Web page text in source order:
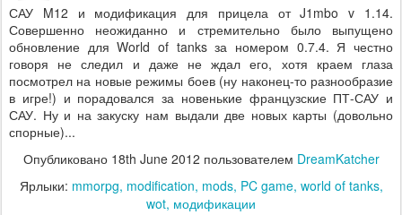
САУ M12 и модификация для прицела от J1mbo v 1.14.
Совершенно неожиданно и стремительно было выпущено
обновление для World of tanks за номером 0.7.4. Я честно
говоря не следил и даже не ждал его, хотя краем глаза
посмотрел на новые режимы боев (ну наконец-то разнообразие
в игре!) и порадовался за новенькие французские ПТ-САУ и
САУ. Ну и на закуску нам выдали две новых карты (довольно
спорные)...
Опубликовано 18th June 2012 пользователем DreamKatcher
Ярлыки: mmorpg modification mods PC game world of tanks
wot модификации